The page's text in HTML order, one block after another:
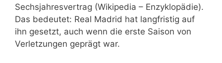
Sechsjahresvertrag (Wikipedia – Enzyklopädie).
Das bedeutet: Real Madrid hat langfristig auf
ihn gesetzt, auch wenn die erste Saison von
Verletzungen geprägt war.